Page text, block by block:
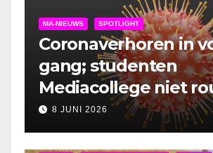
MA-NIEUWS SPOTLIGHT
Coronaverhoren in
gang; studenten
Mediacollege niet
om lockdown
8 JUNI 2026